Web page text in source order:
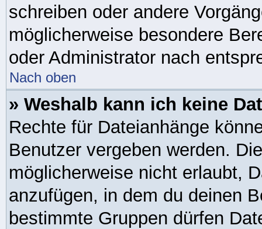
schreiben oder andere
möglicherweise besondere
oder Administrator nach
Nach oben
» Weshalb kann ich keine
Rechte für Dateianhänge
Benutzer vergeben werden.
möglicherweise nicht erlaubt,
anzufügen, in dem du deinen
bestimmte Gruppen dürfen